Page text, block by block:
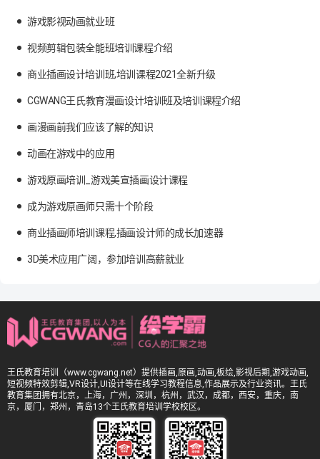
游戏影视动画就业班
视频剪辑包装全能班培训课程介绍
商业插画设计培训班,培训课程2021全新升级
CGWANG王氏教育漫画设计培训班及培训课程介绍
画漫画前我们应该了解的知识
动画在游戏中的应用
游戏原画培训_游戏美宣插画设计课程
成为游戏原画师只需十个阶段
商业插画师培训课程,插画设计师的成长加速器
3D美术应用广阔，参加培训高薪就业
王氏教育培训（www.cgwang.net）提供插画,原画,动画,板绘,影视后期,游戏动画,
短视频特效剪辑,VR设计,UI设计等在线学习教程信息,作品展示及行业资讯。王氏
教育集团拥有北京，上海，广州，深圳，杭州，武汉，成都，西安，重庆，南
京，厦门，郑州，青岛13个王氏教育培训学校校区。